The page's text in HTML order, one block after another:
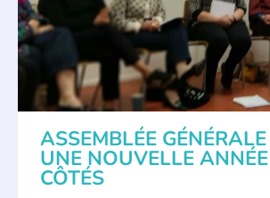
ASSEMBLÉE
UNE NOUVELLE
CÔTÉS